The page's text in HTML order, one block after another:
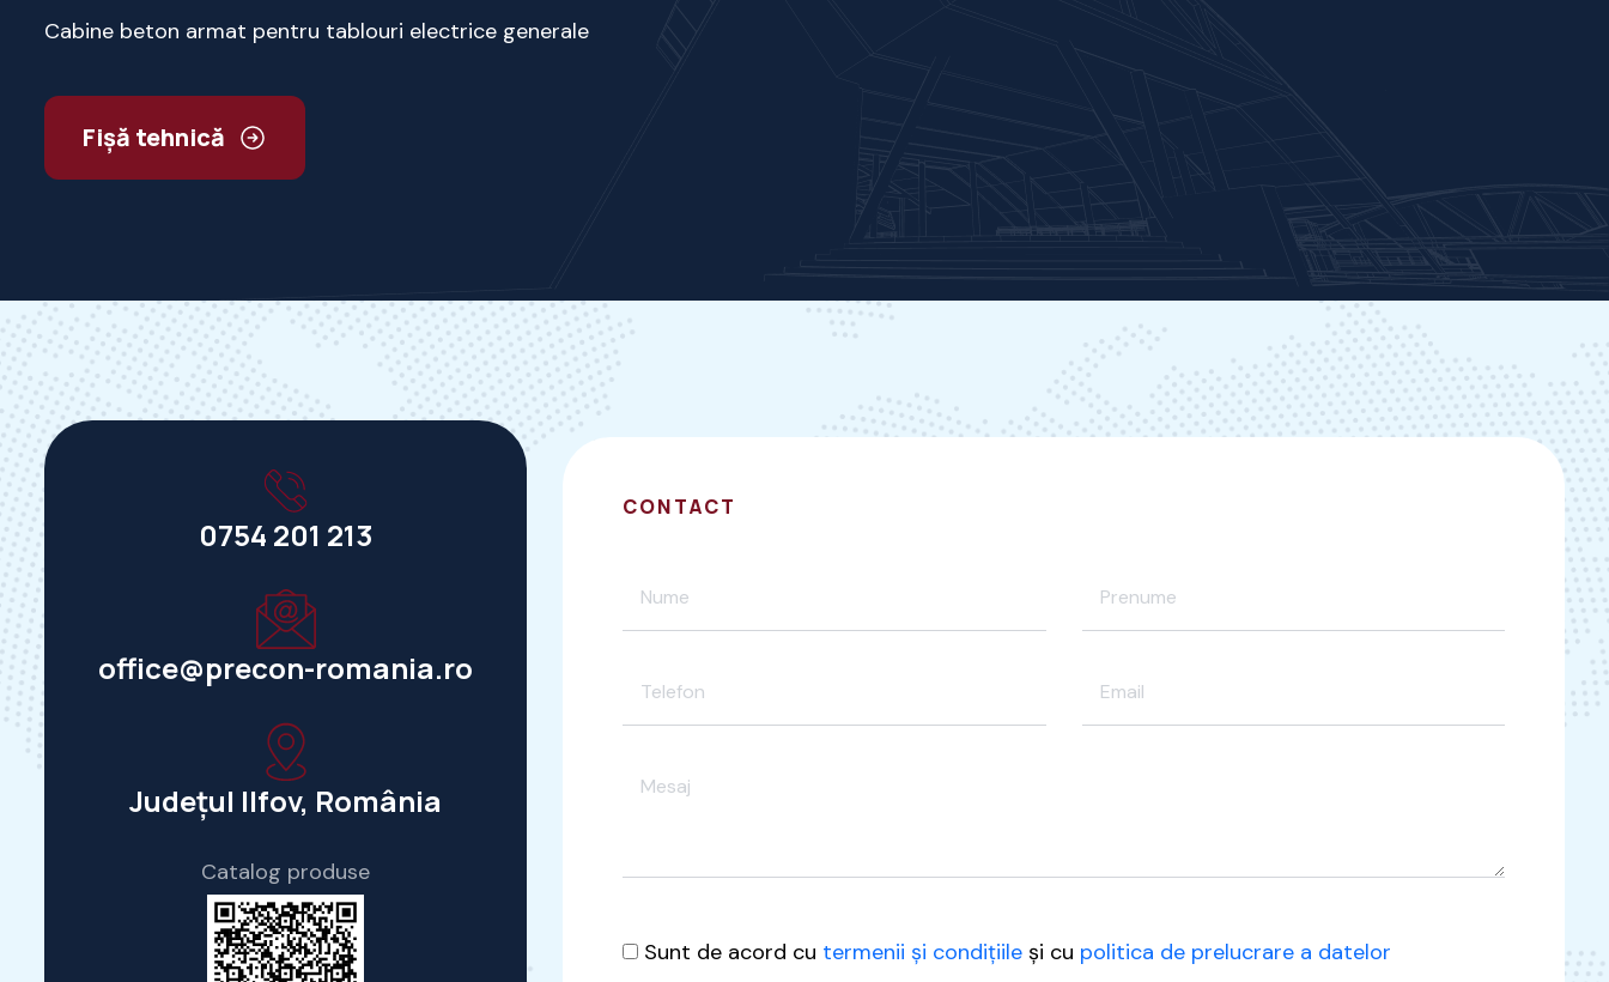
Cabine beton armat pentru tablouri electrice generale
Fișă tehnică
0754 201 213
office@precon-romania.ro
Județul Ilfov, România
Catalog produse
CONTACT
Sunt de acord cu termenii și condițiile și cu politica de prelucrare a datelor